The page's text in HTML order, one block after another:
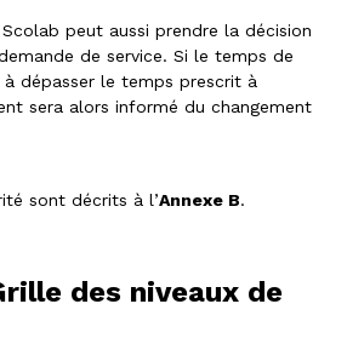
peut aussi prendre la décision
de service. Si le temps de
dépasser le temps prescrit à
sera alors informé du changement
sont décrits à l’Annexe B.
des niveaux de